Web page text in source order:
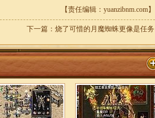
【责任编辑：yuanzibnm.com】
下一篇： 烧了可惜的月魔蜘蛛更像是任务